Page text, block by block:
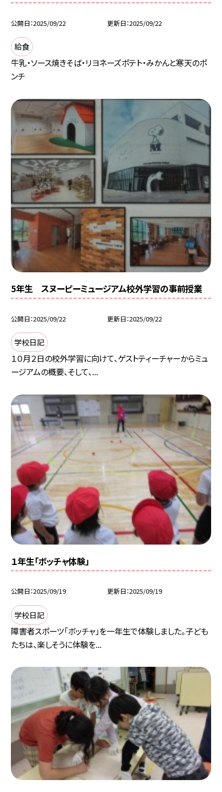
公開日 2025/09/22 更新日 2025/09/22
給食
牛乳・ソース焼きそば・リヨネーズポテト・みかんと寒天のポ
ンチ
5年生 スヌーピーミュージアム校外学習の事前授業
公開日 2025/09/22 更新日 2025/09/22
学校日記
１０月２日の校外学習に向けて、ゲストティーチャーからミュ
ージアムの概要、そして、...
１年生「ボッチャ体験」
公開日 2025/09/19 更新日 2025/09/19
学校日記
障害者スポーツ「ボッチャ」を一年生で体験しました。子ども
たちは、楽しそうに体験を...